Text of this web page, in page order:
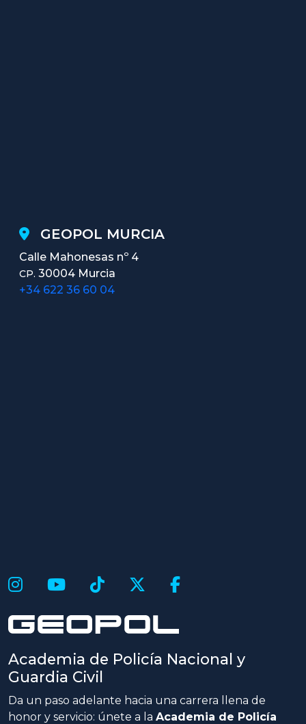
GEOPOL MURCIA
Calle Mahonesas nº 4
CP. 30004 Murcia
+34 622 36 60 04
Academia de Policía Nacional y
Guardia Civil
Da un paso adelante hacia una carrera llena de
honor y servicio: únete a la Academia de Policía